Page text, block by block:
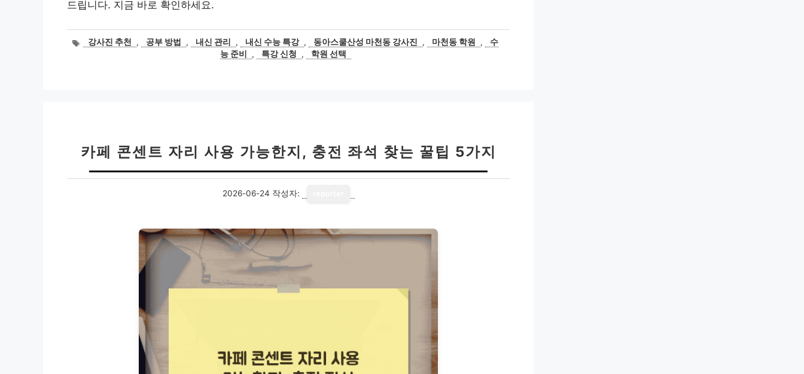
드립니다. 지금 바로 확인하세요.
태강사진 추천 , 공부 방법 , 내신 관리 , 내신 수능 특강 , 동아스쿨산성 마천동 강사진 , 마천동 학원 ,
수
능 준비
, 특강 신청 , 학원 선택
카페 콘센트 자리 사용 가능한지, 충전 좌석 찾는 꿀팁 5가지
2026-06-24 작성자: